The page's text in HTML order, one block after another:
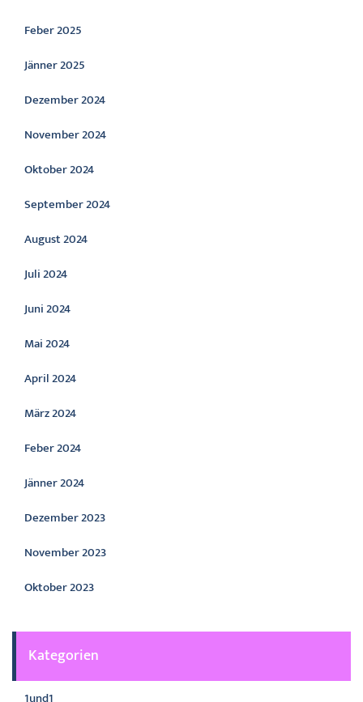
Feber 2025
Jänner 2025
Dezember 2024
November 2024
Oktober 2024
September 2024
August 2024
Juli 2024
Juni 2024
Mai 2024
April 2024
März 2024
Feber 2024
Jänner 2024
Dezember 2023
November 2023
Oktober 2023
Kategorien